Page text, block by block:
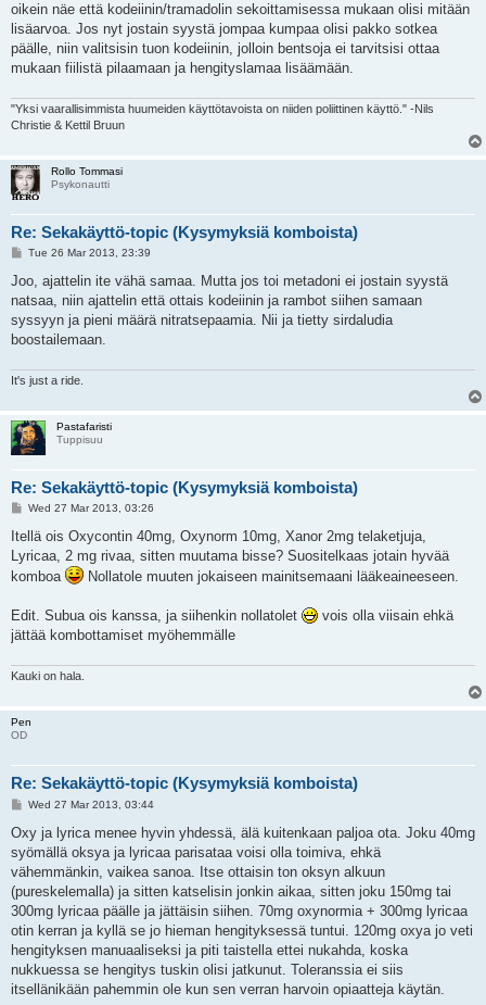
oikein näe että kodeiinin/tramadolin sekoittamisessa mukaan olisi mitään
lisäarvoa. Jos nyt jostain syystä jompaa kumpaa olisi pakko sotkea
päälle, niin valitsisin tuon kodeiinin, jolloin bentsoja ei tarvitsisi ottaa
mukaan fiilistä pilaamaan ja hengityslamaa lisäämään.
"Yksi vaarallisimmista huumeiden käyttötavoista on niiden poliittinen käyttö." -Nils
Christie & Kettil Bruun
Rollo Tommasi
Psykonautti
Re: Sekakäyttö-topic (Kysymyksiä komboista)
P
s
Tue 26 Mar 2013, 23:39
Joo, ajattelin ite vähä samaa. Mutta jos toi metadoni ei jostain syystä
natsaa, niin ajattelin että ottais kodeiinin ja rambot siihen samaan
syssyyn ja pieni määrä nitratsepaamia. Nii ja tietty sirdaludia
boostailemaan.
It's just a ride.
Pastafaristi
Tuppisuu
Re: Sekakäyttö-topic (Kysymyksiä komboista)
P
s
Wed 27 Mar 2013, 03:26
Itellä ois Oxycontin 40mg, Oxynorm 10mg, Xanor 2mg telaketjuja,
Lyricaa, 2 mg rivaa, sitten muutama bisse? Suositelkaas jotain hyvää
komboa
Nollatole muuten jokaiseen mainitsemaani lääkeaineeseen.
Edit. Subua ois kanssa, ja siihenkin nollatolet
vois olla viisain ehkä
jättää kombottamiset myöhemmälle
Kauki on hala.
Pen
OD
Re: Sekakäyttö-topic (Kysymyksiä komboista)
P
s
Wed 27 Mar 2013, 03:44
Oxy ja lyrica menee hyvin yhdessä, älä kuitenkaan paljoa ota. Joku 40mg
syömällä oksya ja lyricaa parisataa voisi olla toimiva, ehkä
vähemmänkin, vaikea sanoa. Itse ottaisin ton oksyn alkuun
(pureskelemalla) ja sitten katselisin jonkin aikaa, sitten joku 150mg tai
300mg lyricaa päälle ja jättäisin siihen. 70mg oxynormia + 300mg lyricaa
otin kerran ja kyllä se jo hieman hengityksessä tuntui. 120mg oxya jo veti
hengityksen manuaaliseksi ja piti taistella ettei nukahda, koska
nukkuessa se hengitys tuskin olisi jatkunut. Toleranssia ei siis
itsellänikään pahemmin ole kun sen verran harvoin opiaatteja käytän.